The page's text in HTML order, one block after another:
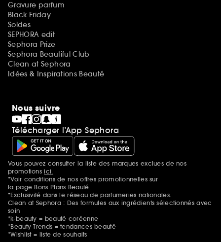
Gravure parfum
Black Friday
Soldes
SEPHORA edit
Sephora Prize
Sephora Beautiful Club
Clean at Sephora
Idées & Inspirations Beauté
Nous suivre
Télécharger l’App Sephora
Mentions additionnelles
Vous pouvez consulter la liste des marques exclues de nos
promotionsici.
*Voir conditions de nos offres promotionnelles sur
la page Bons Plans Beauté.
*Exclusivité dans le réseau de parfumeries nationales.
Clean at Sephora : Des formules aux ingrédients sélectionnés avec
soin
*k-beauty = beauté coréenne
*Beauty Trends = tendances beauté
*Wishlist = liste de souhaits